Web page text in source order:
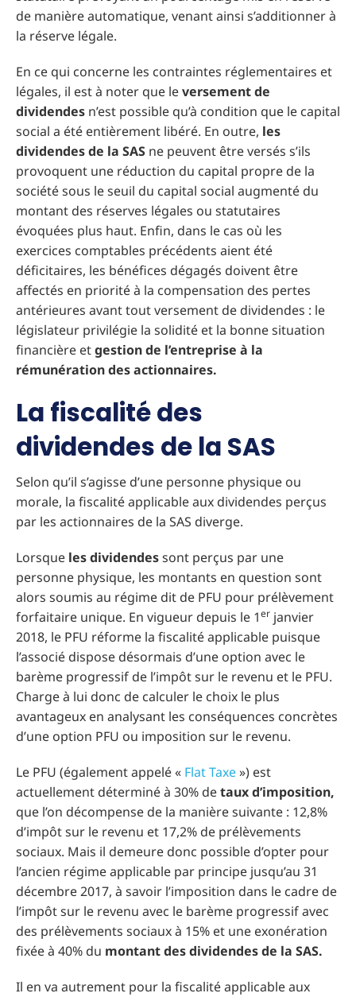
de manière automatique, venant ainsi s’additionner à
la réserve légale.
En ce qui concerne les contraintes réglementaires et
légales, il est à noter que leversement de
dividendes n’est possible qu’à condition que le capital
social a été entièrement libéré. En outre, les
dividendes de la SAS ne peuvent être versés s’ils
provoquent une réduction du capital propre de la
société sous le seuil du capital social augmenté du
montant des réserves légales ou statutaires
évoquées plus haut. Enfin, dans le cas où les
exercices comptables précédents aient été
déficitaires, les bénéfices dégagés doivent être
affectés en priorité à la compensation des pertes
antérieures avant tout versement de dividendes : le
législateur privilégie la solidité et la bonne situation
financière etgestion de l’entreprise à la
rémunération des actionnaires.
La fiscalité des
dividendes de la SAS
Selon qu’il s’agisse d’une personne physique ou
morale, la fiscalité applicable aux dividendes perçus
par les actionnaires de la SAS diverge.
Lorsque les dividendessont perçus par une
personne physique, les montants en question sont
alors soumis au régime dit de PFU pour prélèvement
forfaitaire unique. En vigueur depuis le 1er janvier
2018, le PFU réforme la fiscalité applicable puisque
l’associé dispose désormais d’une option avec le
barème progressif de l’impôt sur le revenu et le PFU.
Charge à lui donc de calculer le choix le plus
avantageux en analysant les conséquences concrètes
d’une option PFU ou imposition sur le revenu.
Le PFU (également appelé « Flat Taxe») est
actuellement déterminé à 30% detaux d’imposition,
que l’on décompense de la manière suivante : 12,8%
d’impôt sur le revenu et 17,2% de prélèvements
sociaux. Mais il demeure donc possible d’opter pour
l’ancien régime applicable par principe jusqu’au 31
décembre 2017, à savoir l’imposition dans le cadre de
l’impôt sur le revenu avec le barème progressif avec
des prélèvements sociaux à 15% et une exonération
fixée à 40% du montant des dividendes de la SAS.
Il en va autrement pour la fiscalité applicable aux